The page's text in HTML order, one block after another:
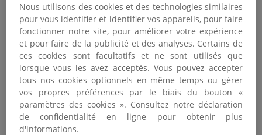
1
3.26 km
KPMG BAYONNE - BIARRITZ /
ANGLET
52 Avenue du 8 mai 1945
64100 Bayonne
05 24 36 35 26
Fermé aujourd'hui
Nous contacter
Nous utilisons des cookies et des technologies similaires
pour vous identifier et identifier vos appareils, pour faire
fonctionner notre site, pour améliorer votre expérience
et pour faire de la publicité et des analyses. Certains de
ces cookies sont facultatifs et ne sont utilisés que
lorsque vous les avez acceptés. Vous pouvez accepter
tous nos cookies optionnels en même temps ou gérer
vos propres préférences par le biais du bouton «
paramètres des cookies ». Consultez notre déclaration
de confidentialité en ligne pour obtenir plus
d'informations.